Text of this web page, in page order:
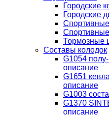
Городские
Городские
Тормозные
Составы колодок
G1054
описание
G1651
описание
G1003
G1370
описание